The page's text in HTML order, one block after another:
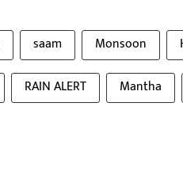
saam Monsoon
RAIN ALERT Mantha